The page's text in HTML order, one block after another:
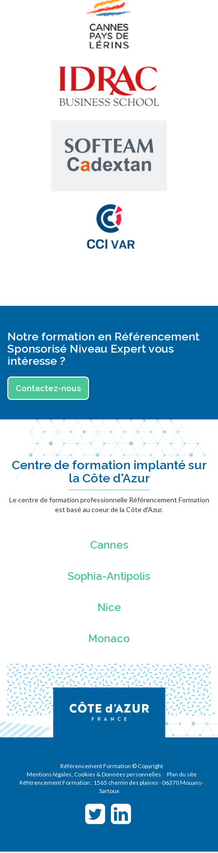
Notre formation en Référencement
Sponsorisé Niveau Expert vous
intéresse ?
Contactez-nous
Centre de formation implanté sur
la Côte d'Azur
Le centre de formation professionnelle Référencement Formation
est basé au coeur de la Côte d'Azur.
Cannes
Sophia-Antipolis
Nice
Monaco
Référencement Formation © Copyright
Mentions légales, Cookies & Données personnelles
Plan du site
Référencement Formation : 1565 chemin des plaines -06370Mouans-
Sartoux